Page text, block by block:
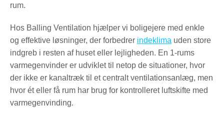
rum.
Hos Balling Ventilation hjælper vi boligejere med enkle
og effektive løsninger, der forbedrer indeklima uden store
indgreb i resten af huset eller lejligheden. En 1-rums
varmegenvinder er udviklet til netop de situationer, hvor
der ikke er kanaltræk til et centralt ventilationsanlæg, men
hvor ét eller få rum har brug for kontrolleret luftskifte med
varmegenvinding.